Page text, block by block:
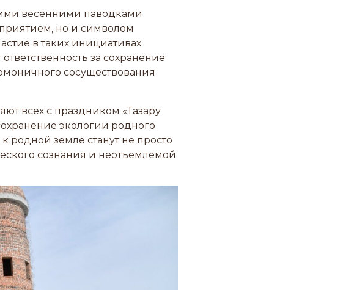
весенними паводками
но и символом
в таких инициативах
за сохранение
сосуществования
всех с праздником «Тазару
экологии родного
родной земле станут не просто
сознания и неотъемлемой